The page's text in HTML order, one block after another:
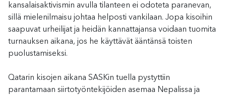
kansalaisaktivismin avulla tilanteen ei odoteta paranevan,
sillä mielenilmaisu johtaa helposti vankilaan. Jopa kisoihin
saapuvat urheilijat ja heidän kannattajansa voidaan tuomita
turnauksen aikana, jos he käyttävät ääntänsä toisten
puolustamiseksi.
Qatarin kisojen aikana SASKin tuella pystyttiin
parantamaan siirtotyöntekijöiden asemaa Nepalissa ja